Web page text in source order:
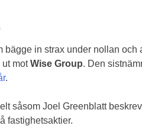
bägge in strax under nollan och
ut motWise Group. Den
.
såsom Joel Greenblatt
fastighetsaktier.